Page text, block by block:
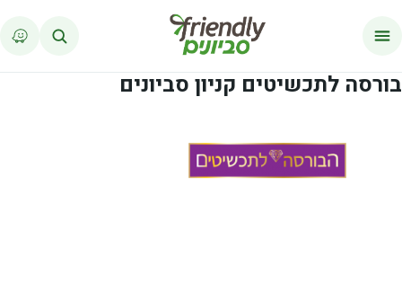
בורסה לתכשיטים קניון סביונים